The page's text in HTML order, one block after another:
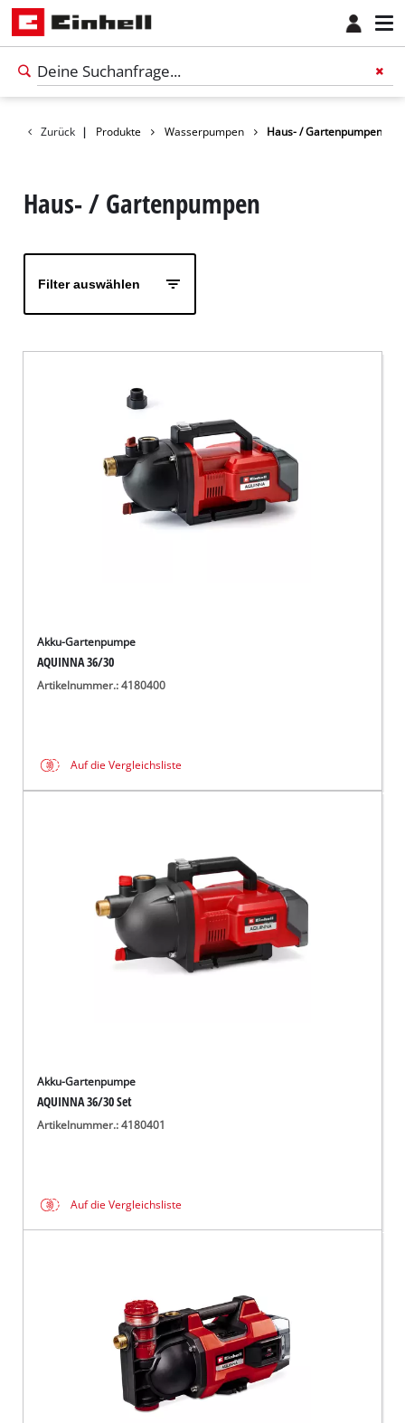
Zurück | Produkte Wasserpumpen Haus- / Gartenpumpen
Haus- / Gartenpumpen
Filter auswählen
Akku-Gartenpumpe
AQUINNA 36/30
Artikelnummer.: 4180400
Auf die Vergleichsliste
Akku-Gartenpumpe
AQUINNA 36/30 Set
Artikelnummer.: 4180401
Auf die Vergleichsliste